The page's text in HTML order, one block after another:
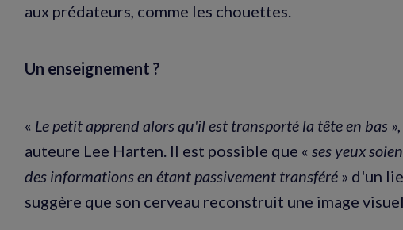
aux prédateurs, comme les chouettes.
Un enseignement ?
« Le petit apprend alors qu'il est transporté la tête en bas
auteure Lee Harten. Il est possible que « ses yeux
des informations en étant passivement transféré » d'un
suggère que son cerveau reconstruit une image